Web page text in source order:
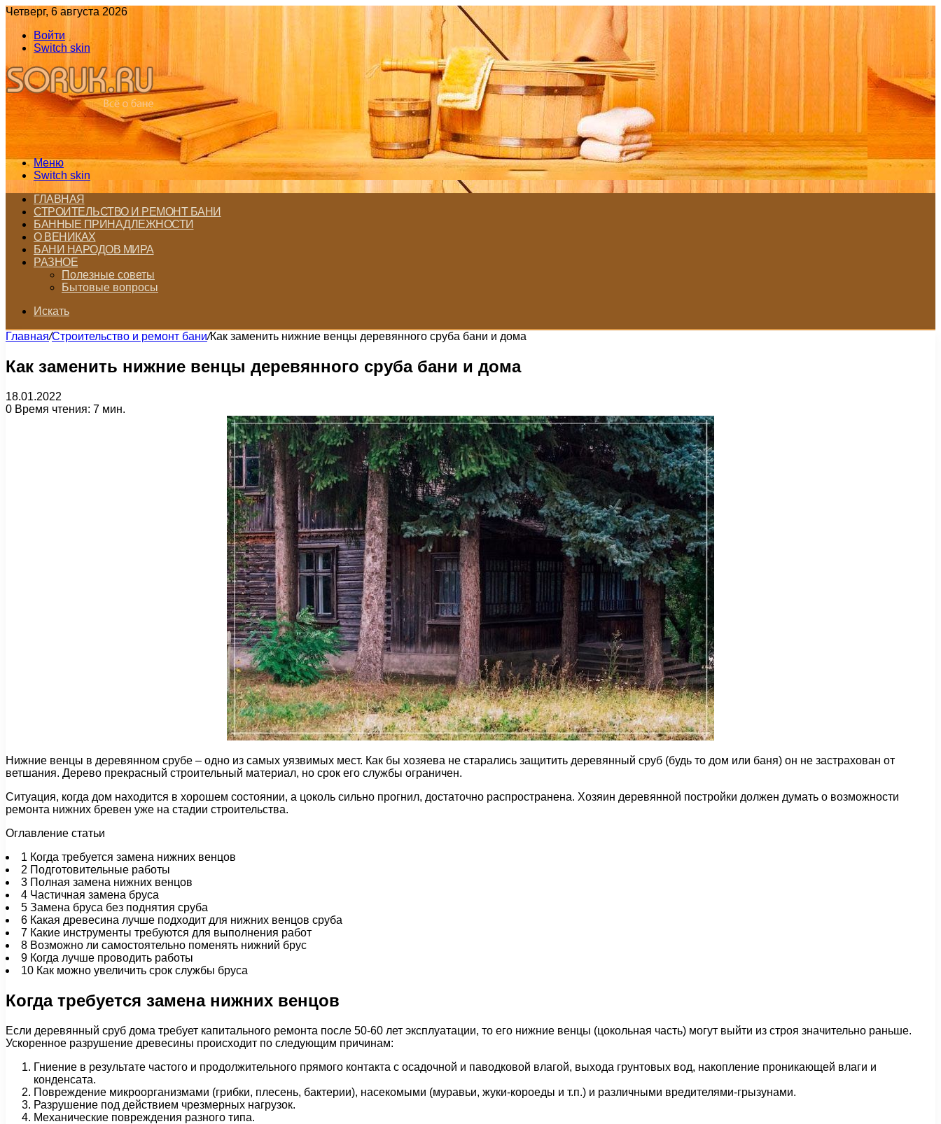
Четверг, 6 августа 2026
Войти
Switch skin
Меню
Switch skin
ГЛАВНАЯ
СТРОИТЕЛЬСТВО И РЕМОНТ БАНИ
БАННЫЕ ПРИНАДЛЕЖНОСТИ
О ВЕНИКАХ
БАНИ НАРОДОВ МИРА
РАЗНОЕ
Полезные советы
Бытовые вопросы
Искать
Главная/Строительство и ремонт бани/Как заменить нижние венцы деревянного сруба бани и дома
Как заменить нижние венцы деревянного сруба бани и дома
18.01.2022
0 Время чтения: 7 мин.
Нижние венцы в деревянном срубе – одно из самых уязвимых мест. Как бы хозяева не старались защитить деревянный сруб (будь то дом или баня) он не застрахован от
ветшания. Дерево прекрасный строительный материал, но срок его службы ограничен.
Ситуация, когда дом находится в хорошем состоянии, а цоколь сильно прогнил, достаточно распространена. Хозяин деревянной постройки должен думать о возможности
ремонта нижних бревен уже на стадии строительства.
Оглавление статьи
1 Когда требуется замена нижних венцов
2 Подготовительные работы
3 Полная замена нижних венцов
4 Частичная замена бруса
5 Замена бруса без поднятия сруба
6 Какая древесина лучше подходит для нижних венцов сруба
7 Какие инструменты требуются для выполнения работ
8 Возможно ли самостоятельно поменять нижний брус
9 Когда лучше проводить работы
10 Как можно увеличить срок службы бруса
Когда требуется замена нижних венцов
Если деревянный сруб дома требует капитального ремонта после 50-60 лет эксплуатации, то его нижние венцы (цокольная часть) могут выйти из строя значительно раньше.
Ускоренное разрушение древесины происходит по следующим причинам:
Гниение в результате частого и продолжительного прямого контакта с осадочной и паводковой влагой, выхода грунтовых вод, накопление проникающей влаги и
конденсата.
Повреждение микроорганизмами (грибки, плесень, бактерии), насекомыми (муравьи, жуки-короеды и т.п.) и различными вредителями-грызунами.
Разрушение под действием чрезмерных нагрузок.
Механические повреждения разного типа.